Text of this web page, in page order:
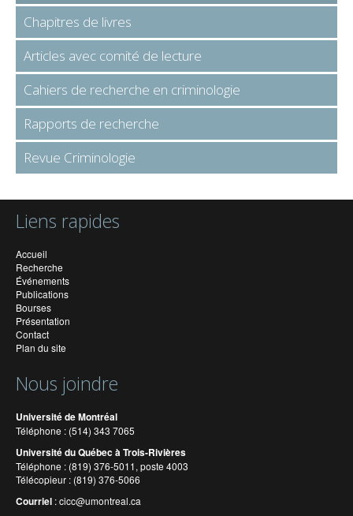
Chapitres de livres
Articles avec comité de lecture
Cahiers de recherche en criminologie
Rapports de recherche
Revue Criminologie
Liens rapides
Accueil
Recherche
Événements
Publications
Bourses
Présentation
Contact
Plan du site
Nous joindre
Université de Montréal
Téléphone : (514) 343 7065
Université du Québec à Trois-Rivières
Téléphone : (819) 376-5011, poste 4003
Télécopieur : (819) 376-5066
Courriel :cicc@umontreal.ca